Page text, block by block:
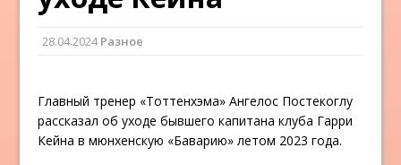
28.04.2024Разное
Главный тренер «Тоттенхэма» Ангелос Постекоглу
рассказал об уходе бывшего капитана клуба Гарри
Кейна в мюнхенскую «Баварию» летом 2023 года.